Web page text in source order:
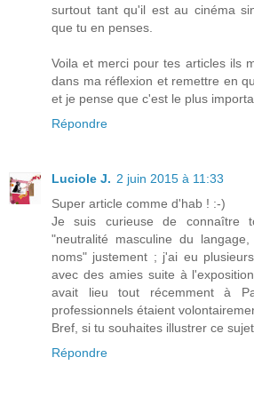
surtout tant qu'il est au cinéma
que tu en penses.
Voila et merci pour tes articles ils
dans ma réflexion et remettre en
et je pense que c'est le plus
Répondre
Luciole J. 2 juin 2015 à 11:33
Super article comme d'hab ! :-)
Je suis curieuse de connaître
"neutralité masculine du
noms" justement ; j'ai eu
avec des amies suite à
avait lieu tout récemment à
professionnels étaient
Bref, si tu souhaites illustrer ce
Répondre